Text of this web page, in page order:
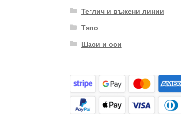
Теглич и въжени линии
Тяло
Шаси и оси